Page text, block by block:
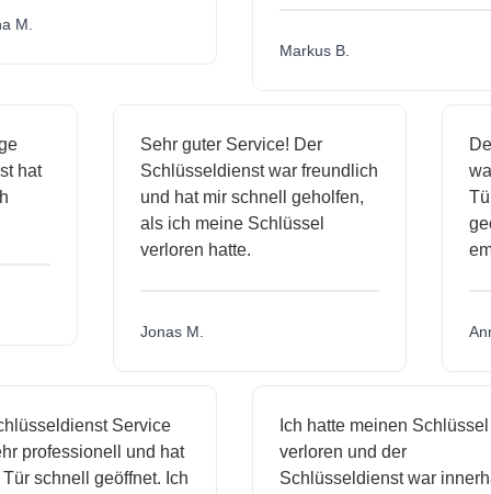
Markus B.
hat
Sehr guter Service! Der
Schlüsseldienst war freundlich
und hat mir schnell geholfen,
als ich meine Schlüssel
verloren hatte.
Jonas M.
Service
und hat
schnell geöffnet. Ich
Ich hatte meinen Schlüssel
verloren und der
Schlüsseldienst war innerhalb